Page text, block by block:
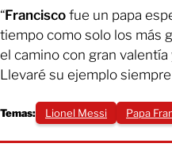
“Francisco fue un papa
tiempo como solo los más
el camino con gran
Llevaré su ejemplo
Temas: Lionel Messi Papa